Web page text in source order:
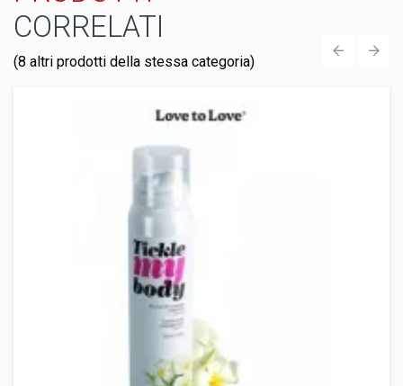
CORRELATI
(8 altri prodotti della stessa categoria)